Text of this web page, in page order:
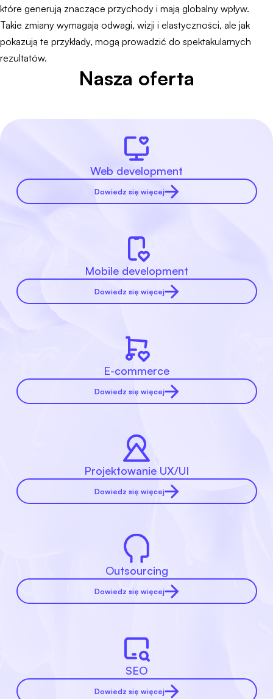
które generują znaczące przychody i mają globalny wpływ.
Takie zmiany wymagają odwagi, wizji i elastyczności, ale jak
pokazują te przykłady, mogą prowadzić do spektakularnych
rezultatów.
Nasza oferta
Web development
Dowiedz się więcej
Mobile development
Dowiedz się więcej
E-commerce
Dowiedz się więcej
Projektowanie UX/UI
Dowiedz się więcej
Outsourcing
Dowiedz się więcej
SEO
Dowiedz się więcej